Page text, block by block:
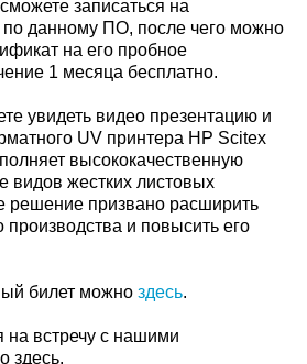
записаться на
данному ПО, после чего можно
на его пробное
1 месяца бесплатно.
увидеть видео презентацию и
UV принтера HP Scitex
высококачественную
видов жестких листовых
решение призвано расширить
производства и повысить его
билет можно здесь.
на встречу с нашими
здесь.